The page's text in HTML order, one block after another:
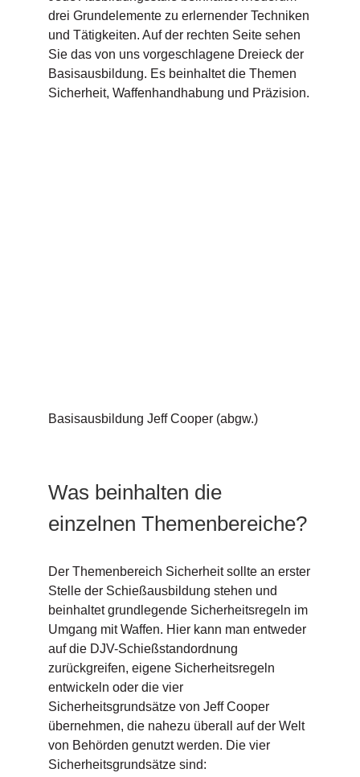
drei Grundelemente zu erlernender Techniken
und Tätigkeiten. Auf der rechten Seite sehen
Sie das von uns vorgeschlagene Dreieck der
Basisausbildung. Es beinhaltet die Themen
Sicherheit, Waffenhandhabung und Präzision.
Basisausbildung Jeff Cooper (abgw.)
Was beinhalten die
einzelnen Themenbereiche?
Der Themenbereich Sicherheit sollte an erster
Stelle der Schießausbildung stehen und
beinhaltet grundlegende Sicherheitsregeln im
Umgang mit Waffen. Hier kann man entweder
auf die DJV-Schießstandordnung
zurückgreifen, eigene Sicherheitsregeln
entwickeln oder die vier
Sicherheitsgrundsätze von Jeff Cooper
übernehmen, die nahezu überall auf der Welt
von Behörden genutzt werden. Die vier
Sicherheitsgrundsätze sind: